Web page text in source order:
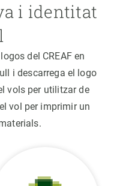
i identitat
del CREAF en
i descarrega el logo
vols per utilitzar de
vol per imprimir un